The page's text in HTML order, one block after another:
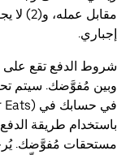
مقابل
إجباري.
شروط الدفع تقع على
وبين مُفوَّضك. سيتم
باستخدام طريقة
مستحقات مُفوَّضك.